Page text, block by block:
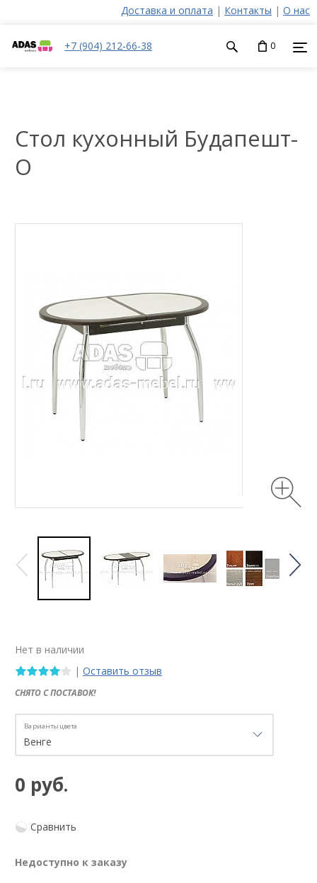
Доставка и оплата | Контакты | О нас
+7 (904) 212-66-38 0
Стол кухонный Будапешт-
О
Нет в наличии
| Оставить отзыв
СНЯТО С ПОСТАВОК!
Варианты цвета
0 руб.
Сравнить
Недоступно к заказу